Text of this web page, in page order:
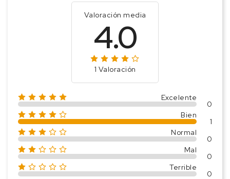
Valoración media
4.0
1 Valoración
Excelente
0
Bien
1
Normal
0
Mal
0
Terrible
0